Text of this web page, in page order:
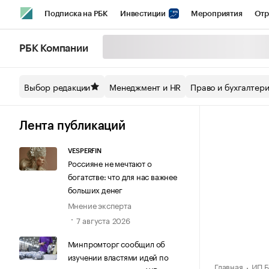
Подписка на РБК Инвестиции Мероприятия
Спецпроекты СПб Конференции СПб Спецпроекты
Технологии и медиа
РБК Компании
Выбор редакции Менеджмент и HR Право и
Лента публикаций
VESPERFIN
Россияне не мечтают о
богатстве: что для нас важнее
больших денег
Мнение эксперта
7 августа 2026
Минпромторг сообщил об
изучении властями идей по
Главная ИП